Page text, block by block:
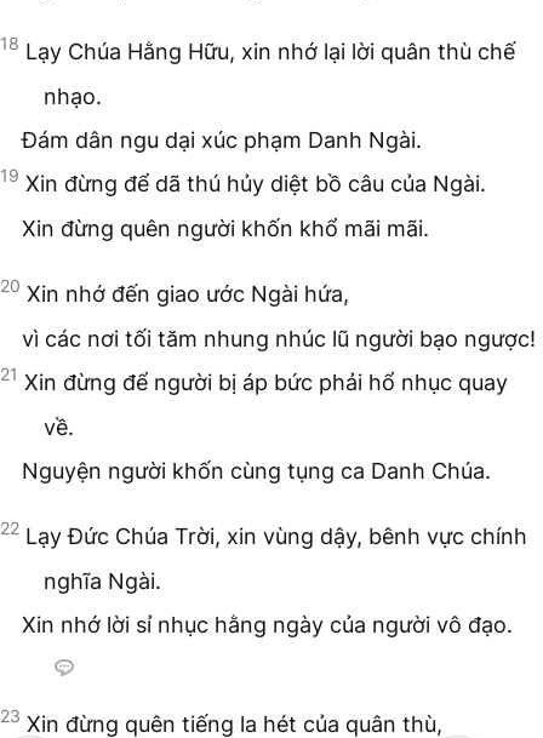
18 Lạy Chúa Hằng Hữu, xin nhớ lại lời quân thù chế
nhạo.
Đám dân ngu dại xúc phạm Danh Ngài.
19 Xin đừng để dã thú hủy diệt bồ câu của Ngài.
Xin đừng quên người khốn khổ mãi mãi.
20 Xin nhớ đến giao ước Ngài hứa,
vì các nơi tối tăm nhung nhúc lũ người bạo ngược!
21 Xin đừng để người bị áp bức phải hổ nhục quay
về.
Nguyện người khốn cùng tụng ca Danh Chúa.
22 Lạy Đức Chúa Trời, xin vùng dậy, bênh vực chính
nghĩa Ngài.
Xin nhớ lời sỉ nhục hằng ngày của người vô đạo.
23 Xin đừng quên tiếng la hét của quân thù,